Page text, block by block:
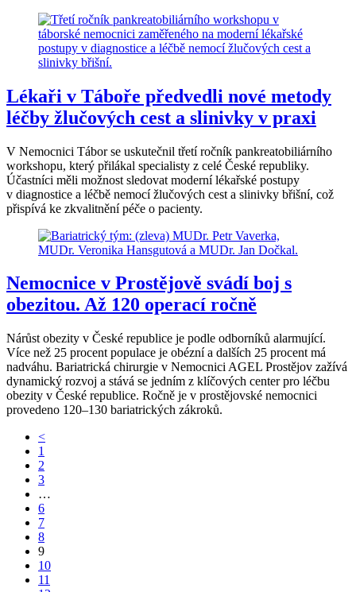
Lékaři v Táboře předvedli nové metody
léčby žlučových cest a slinivky v praxi
V Nemocnici Tábor se uskutečnil třetí ročník pankreatobiliárního
workshopu, který přilákal specialisty z celé České republiky.
Účastníci měli možnost sledovat moderní lékařské postupy
v diagnostice a léčbě nemocí žlučových cest a slinivky břišní, což
přispívá ke zkvalitnění péče o pacienty.
Nemocnice v Prostějově svádí boj s
obezitou. Až 120 operací ročně
Nárůst obezity v České republice je podle odborníků alarmující.
Více než 25 procent populace je obézní a dalších 25 procent má
nadváhu. Bariatrická chirurgie v Nemocnici AGEL Prostějov zažívá
dynamický rozvoj a stává se jedním z klíčových center pro léčbu
obezity v České republice. Ročně je v prostějovské nemocnici
provedeno 120–130 bariatrických zákroků.
<
1
2
3
…
6
7
8
9
10
11